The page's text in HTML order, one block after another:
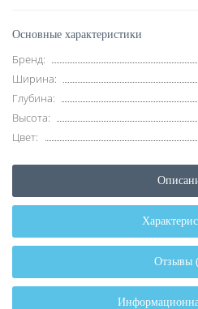
Основные характеристики
Бренд:
Ширина:
Глубина:
Высота:
Цвет:
Отзывы